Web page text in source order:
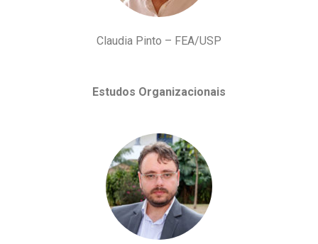
Claudia Pinto – FEA/USP
Estudos Organizacionais